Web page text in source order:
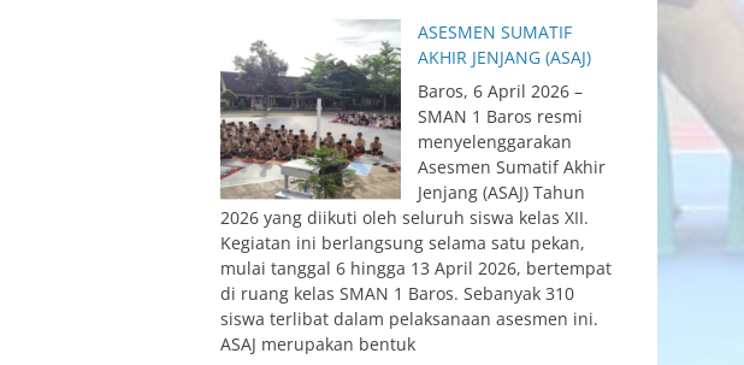
ASESMEN SUMATIF
AKHIR JENJANG (ASAJ)
Baros, 6 April 2026 –
SMAN 1 Baros resmi
menyelenggarakan
Asesmen Sumatif Akhir
Jenjang (ASAJ) Tahun
2026 yang diikuti oleh seluruh siswa kelas XII.
Kegiatan ini berlangsung selama satu pekan,
mulai tanggal 6 hingga 13 April 2026, bertempat
di ruang kelas SMAN 1 Baros. Sebanyak 310
siswa terlibat dalam pelaksanaan asesmen ini.
ASAJ merupakan bentuk